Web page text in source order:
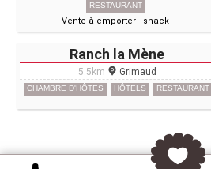
RESTAURANT
Vente à emporter - snack
Ranch la Mène
5.5km Grimaud
CHAMBRE D'HÔTES HÔTELS RESTAURANT